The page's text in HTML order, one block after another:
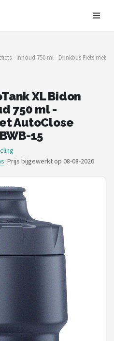
- Inhoud 750 ml - Drinkbus Fiets met
XL Bidon
750 ml -
AutoClose
15
· Prijs bijgewerkt op 08-08-2026